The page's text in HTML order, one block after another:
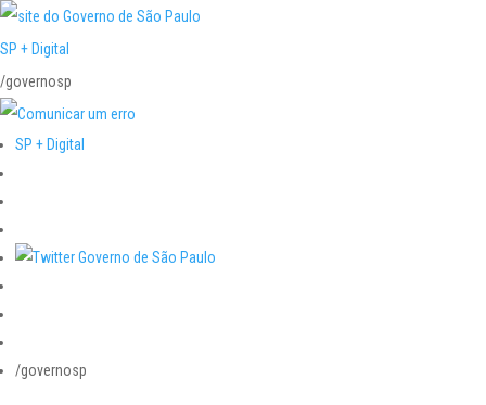
SP + Digital
/governosp
SP + Digital
/governosp